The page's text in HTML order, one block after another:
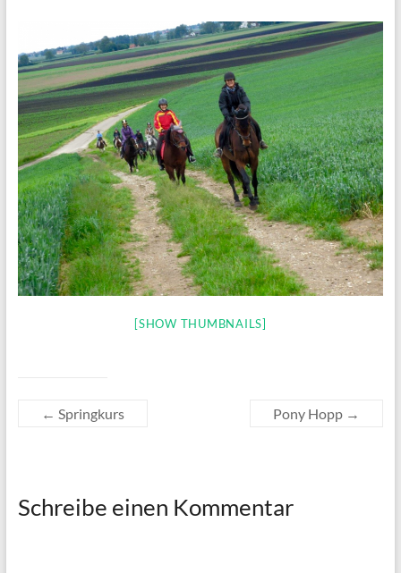
[SHOW THUMBNAILS]
← Springkurs Pony Hopp →
Schreibe einen Kommentar